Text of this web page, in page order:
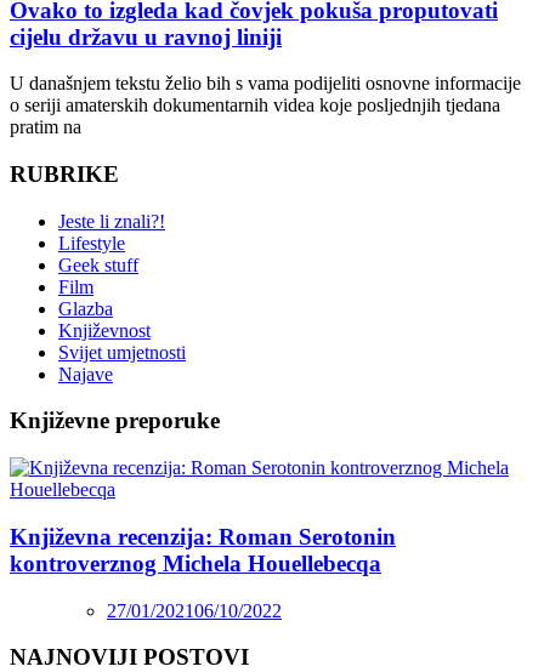
Ovako to izgleda kad čovjek pokuša proputovati
cijelu državu u ravnoj liniji
U današnjem tekstu želio bih s vama podijeliti osnovne informacije
o seriji amaterskih dokumentarnih videa koje posljednjih tjedana
pratim na
RUBRIKE
Jeste li znali?!
Lifestyle
Geek stuff
Film
Glazba
Književnost
Svijet umjetnosti
Najave
Književne preporuke
Književna recenzija: Roman Serotonin
kontroverznog Michela Houellebecqa
27/01/202106/10/2022
NAJNOVIJI POSTOVI